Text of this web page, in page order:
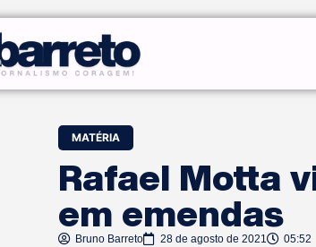
MATÉRIA
Rafael Motta
em emendas
Bruno Barreto 28 de agosto de 2021 05:52